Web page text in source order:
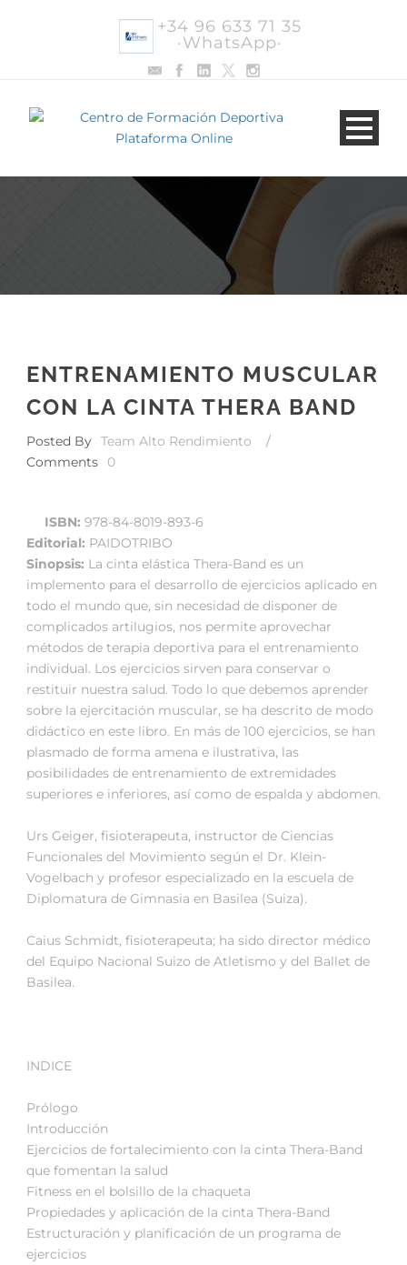
+34 96 633 71 35
·WhatsApp·
ENTRENAMIENTO MUSCULAR
CON LA CINTA THERA BAND
Posted By Team Alto Rendimiento
/
Comments
0
ISBN: 978-84-8019-893-6
Editorial: PAIDOTRIBO
Sinopsis: La cinta elástica Thera-Band es un
implemento para el desarrollo de ejercicios aplicado en
todo el mundo que, sin necesidad de disponer de
complicados artilugios, nos permite aprovechar
métodos de terapia deportiva para el entrenamiento
individual. Los ejercicios sirven para conservar o
restituir nuestra salud. Todo lo que debemos aprender
sobre la ejercitación muscular, se ha descrito de modo
didáctico en este libro. En más de 100 ejercicios, se han
plasmado de forma amena e ilustrativa, las
posibilidades de entrenamiento de extremidades
superiores e inferiores, así como de espalda y abdomen.
Urs Geiger, fisioterapeuta, instructor de Ciencias
Funcionales del Movimiento según el Dr. Klein-
Vogelbach y profesor especializado en la escuela de
Diplomatura de Gimnasia en Basilea (Suiza).
Caius Schmidt, fisioterapeuta; ha sido director médico
del Equipo Nacional Suizo de Atletismo y del Ballet de
Basilea.
INDICE
Prólogo
Introducción
Ejercicios de fortalecimiento con la cinta Thera-Band
que fomentan la salud
Fitness en el bolsillo de la chaqueta
Propiedades y aplicación de la cinta Thera-Band
Estructuración y planificación de un programa de
ejercicios